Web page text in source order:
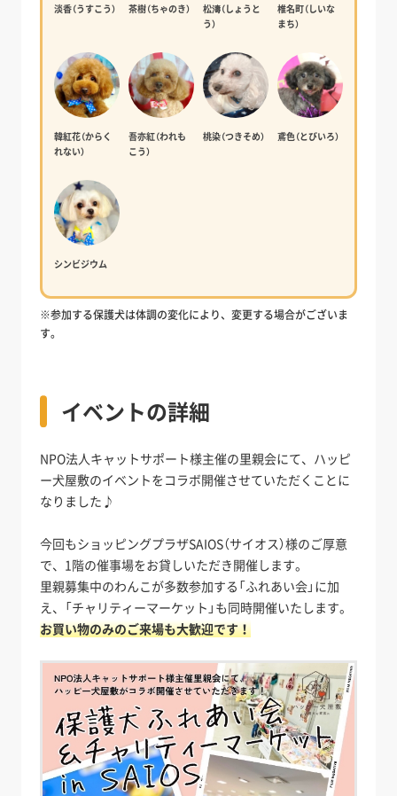
淡香（うすこう） 茶樹（ちゃのき）
松濤（しょうと
う）
椎名町（しいな
まち）
韓紅花（からく
れない）
吾亦紅（われも
こう）
桃染（つきそめ） 鳶色（とびいろ）
シンビジウム
※参加する保護犬は体調の変化により、変更する場合がございま
す。
イベントの詳細
NPO法人キャットサポート様主催の里親会にて、ハッピ
ー犬屋敷のイベントをコラボ開催させていただくことに
なりました♪
今回もショッピングプラザSAIOS（サイオス）様のご厚意
で、1階の催事場をお貸しいただき開催します。
里親募集中のわんこが多数参加する「ふれあい会」に加
え、「チャリティーマーケット」も同時開催いたします。
お買い物のみのご来場も大歓迎です！